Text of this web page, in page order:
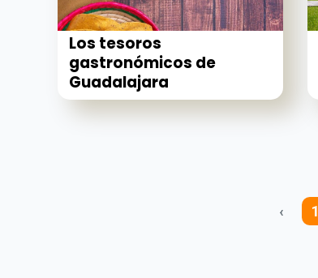
Los tesoros
gastronómicos de
Guadalajara
‹ 1